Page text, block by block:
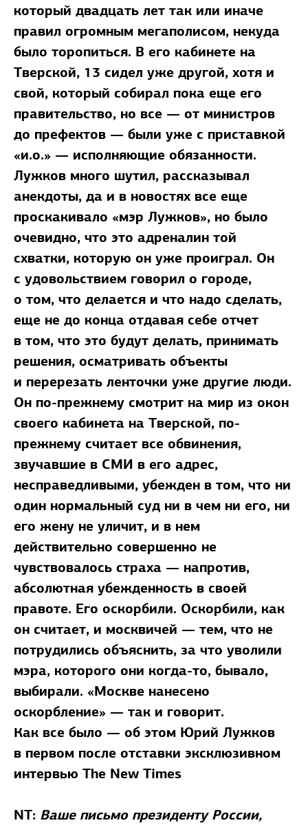
который двадцать лет так или иначе
правил огромным мегаполисом, некуда
было торопиться. В его кабинете на
Тверской, 13 сидел уже другой, хотя и
свой, который собирал пока еще его
правительство, но все — от министров
до префектов — были уже с приставкой
«и.о.» — исполняющие обязанности.
Лужков много шутил, рассказывал
анекдоты, да и в новостях все еще
проскакивало «мэр Лужков», но было
очевидно, что это адреналин той
схватки, которую он уже проиграл. Он
с удовольствием говорил о городе,
о том, что делается и что надо сделать,
еще не до конца отдавая себе отчет
в том, что это будут делать, принимать
решения, осматривать объекты
и перерезать ленточки уже другие люди.
Он по-прежнему смотрит на мир из окон
своего кабинета на Тверской, по-
прежнему считает все обвинения,
звучавшие в СМИ в его адрес,
несправедливыми, убежден в том, что ни
один нормальный суд ни в чем ни его, ни
его жену не уличит, и в нем
действительно совершенно не
чувствовалось страха — напротив,
абсолютная убежденность в своей
правоте. Его оскорбили. Оскорбили, как
он считает, и москвичей — тем, что не
потрудились объяснить, за что уволили
мэра, которого они когда-то, бывало,
выбирали. «Москве нанесено
оскорбление» — так и говорит.
Как все было — об этом Юрий Лужков
в первом после отставки эксклюзивном
интервью The New Times
NT: Ваше письмо президенту России,